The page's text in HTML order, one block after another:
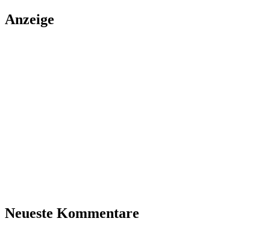
Anzeige
Neueste Kommentare